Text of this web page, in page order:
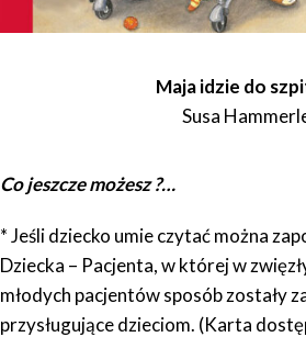
Maja idzie do
Susa
Co jeszcze możesz ?…
* Jeśli dziecko umie czytać można
Dziecka – Pacjenta, w której w
młodych pacjentów sposób zostały
przysługujące dzieciom. (Karta